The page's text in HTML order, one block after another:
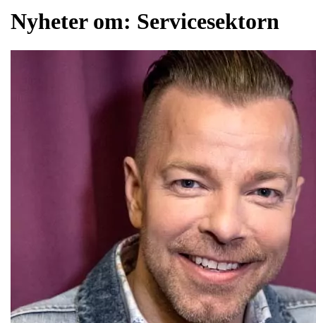
Nyheter om: Servicesektorn